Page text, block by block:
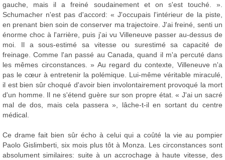
gauche, mais il a freiné soudainement et on s'est touché. ».
Schumacher n'est pas d'accord: « J'occupais l'intérieur de la piste,
en prenant bien soin de conserver ma trajectoire. J'ai freiné, senti un
énorme choc à l'arrière, puis j'ai vu Villeneuve passer au-dessus de
moi. Il a sous-estimé sa vitesse ou surestimé sa capacité de
freinage. Comme l'an passé au Canada, quand il m'a percuté dans
les mêmes circonstances. » Au regard du contexte, Villeneuve n'a
pas le cœur à entretenir la polémique. Lui-même véritable miraculé,
il est bien sûr choqué d'avoir bien involontairement provoqué la mort
d'un homme. Il ne s'étend guère sur son propre état. « J'ai un sacré
mal de dos, mais cela passera », lâche-t-il en sortant du centre
médical.
Ce drame fait bien sûr écho à celui qui a coûté la vie au pompier
Paolo Gislimberti, six mois plus tôt à Monza. Les circonstances sont
absolument similaires: suite à un accrochage à haute vitesse, des